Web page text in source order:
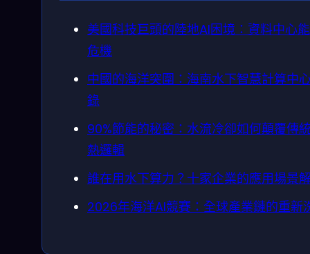
美國科技巨頭的陸地AI困境：資料中心
危機
中國的海洋突圍：海南水下智慧計算中
錄
90%節能的秘密：水流冷卻如何顛覆傳
熱邏輯
誰在用水下算力？十家企業的應用場景
2026年海洋AI競賽：全球產業鏈的重新